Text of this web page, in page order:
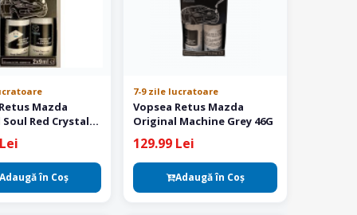
Mazda
Red Crystal
în Coş
7-9 zile lucratoare
Vopsea Retus Mazda
Original Machine Grey 46G
129.99 Lei
Adaugă în Coş